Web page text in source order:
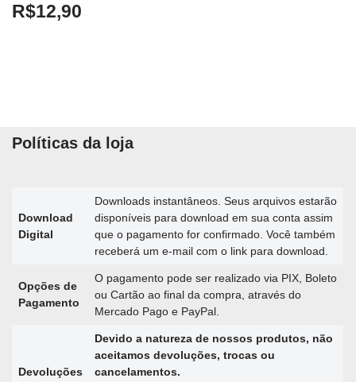
R$12,90
Políticas da loja
Download
Digital
Downloads instantâneos. Seus arquivos estarão
disponíveis para download em sua conta assim
que o pagamento for confirmado. Você também
receberá um e-mail com o link para download.
Opções de
Pagamento
O pagamento pode ser realizado via PIX, Boleto
ou Cartão ao final da compra, através do
Mercado Pago e PayPal.
Devoluções
Devido a natureza de nossos produtos, não
aceitamos devoluções, trocas ou
cancelamentos.